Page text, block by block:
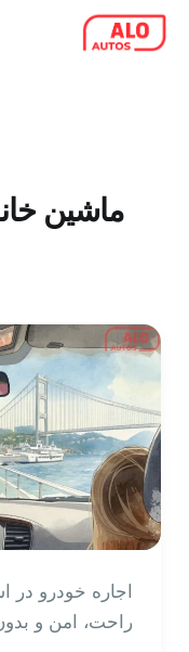
پرش
ماشین
اجاره خودرو در
راحت، امن و